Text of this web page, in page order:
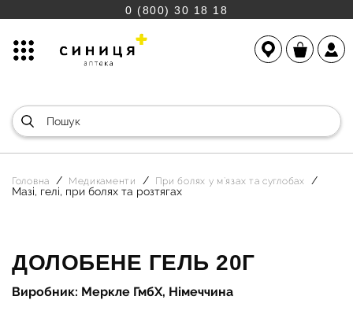
0 (800) 30 18 18
Головна Медикаменти При болях у м`язах та суглобах
Мазі, гелі, при болях та розтягах
ДОЛОБЕНЕ ГЕЛЬ 20Г
Виробник: Меркле ГмбХ, Німеччина